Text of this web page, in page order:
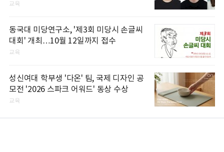
교육
동국대 미당연구소, '제3회 미당시 손글씨
대회' 개최…10월 12일까지 접수
교육
성신여대 학부생 '다온' 팀, 국제 디자인 공
모전 '2026 스파크 어워드' 동상 수상
교육